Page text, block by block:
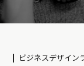
ビジネスデザイン